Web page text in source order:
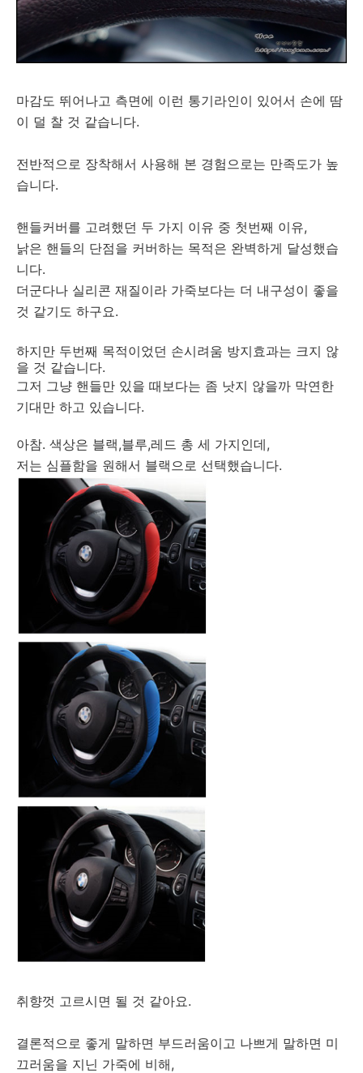
마감도 뛰어나고 측면에 이런 통기라인이 있어서 손에 땀
이 덜 찰 것 같습니다.
전반적으로 장착해서 사용해 본 경험으로는 만족도가 높
습니다.
핸들커버를 고려했던 두 가지 이유 중 첫번째 이유,
낡은 핸들의 단점을 커버하는 목적은 완벽하게 달성했습
니다.
더군다나 실리콘 재질이라 가죽보다는 더 내구성이 좋을
것 같기도 하구요.
하지만 두번째 목적이었던 손시려움 방지효과는 크지 않
을 것 같습니다.
그저 그냥 핸들만 있을 때보다는 좀 낫지 않을까 막연한
기대만 하고 있습니다.
아참. 색상은 블랙,블루,레드 총 세 가지인데,
저는 심플함을 원해서 블랙으로 선택했습니다.
취향껏 고르시면 될 것 같아요.
결론적으로 좋게 말하면 부드러움이고 나쁘게 말하면 미
끄러움을 지닌 가죽에 비해,